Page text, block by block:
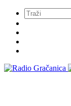
Meni